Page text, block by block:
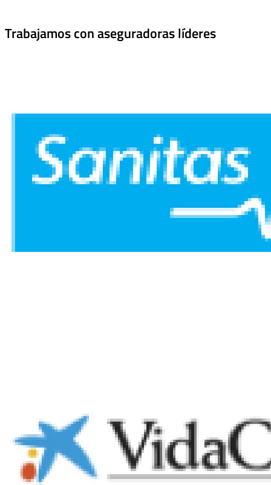
Trabajamos con aseguradoras líderes